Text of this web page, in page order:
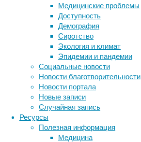
Медицинские проблемы
Доступность
Демография
Сиротство
Экология и климат
Эпидемии и пандемии
Социальные новости
Новости благотворительности
Новости портала
Новые записи
Случайная запись
Ресурсы
Полезная информация
Медицина
же
сильно,
как
это
делает
естественное
старение.
Анализ
тысяч
томограмм
показал:
лишний
вес